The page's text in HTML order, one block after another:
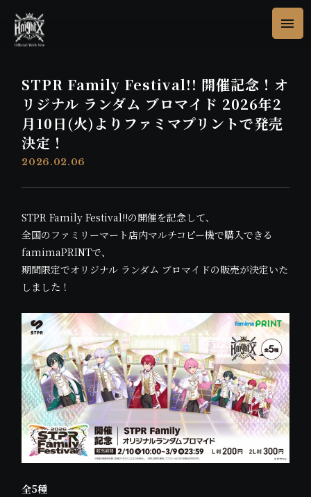
STPR Family Festival!! 開催記念！オ
リジナル ランダム ブロマイド 2026年2
月10日(火)よりファミマプリントで発売
決定！
2026.02.06
STPR Family Festival!!の開催を記念して、
全国のファミリーマート店内マルチコピー機で購入できる
famimaPRINTで、
期間限定でオリジナル ランダム ブロマイドの販売が決定いた
しました！
全5種